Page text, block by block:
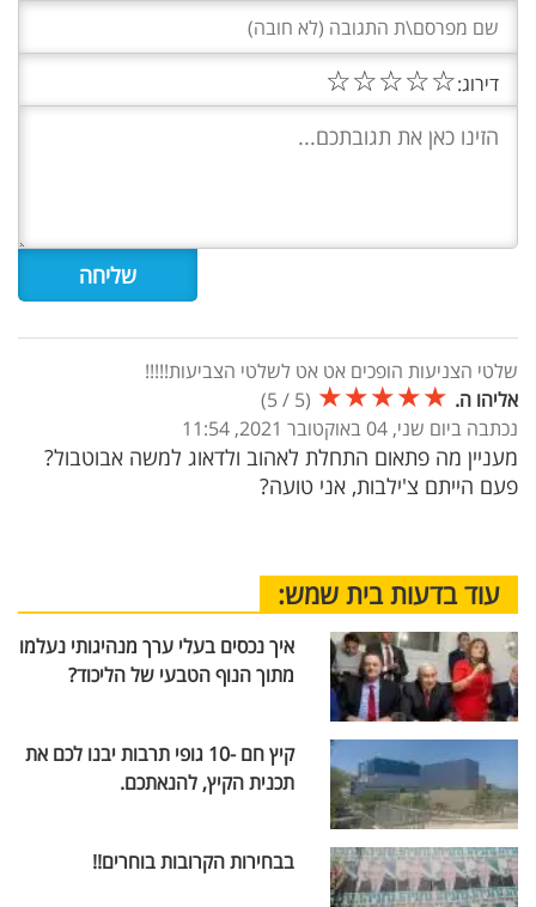
דירוג:☆
☆
☆
☆
☆
שלטי הצניעות הופכים אט אט לשלטי הצביעות!!!!!
אליהו ה. ★
★
★
★
★
(
5
/
5
)
נכתבה ביום שני, 04 באוקטובר 2021, 11:54
מעניין מה פתאום התחלת לאהוב ולדאוג למשה אבוטבול?
פעם הייתם צ'ילבות, אני טועה?
עוד בדעות בית שמש:
איך נכסים בעלי ערך מנהיגותי נעלמו
מתוך הנוף הטבעי של הליכוד?
קיץ חם -10 גופי תרבות יבנו לכם את
תכנית הקיץ, להנאתכם.
בבחירות הקרובות בוחרים!!